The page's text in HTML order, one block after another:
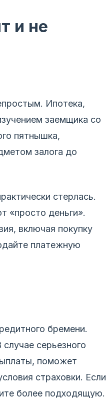
и не
Ипотека,
заемщика со
пятнышка,
залога до
стерлась.
«просто деньги».
включая покупку
платежную
бремени.
серьезного
поможет
страховки. Если
более подходящую.